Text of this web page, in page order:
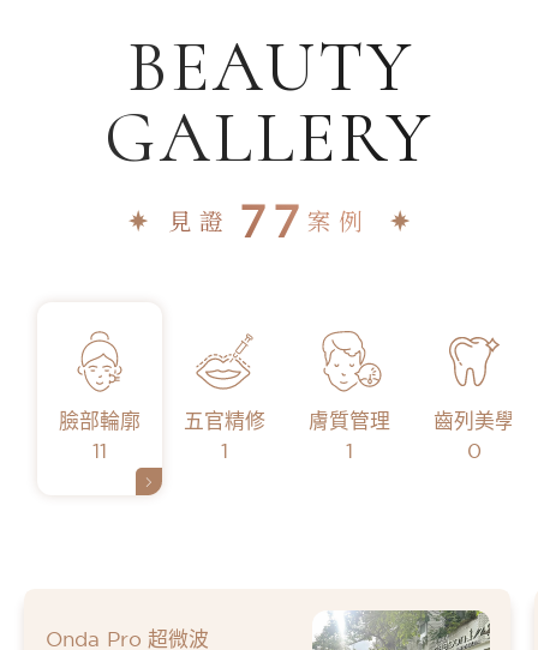
BEAUTY
GALLERY
見證 77 案例
臉部輪廓
11
五官精修
1
膚質管理
1
齒列美學
0
Onda Pro 超微波